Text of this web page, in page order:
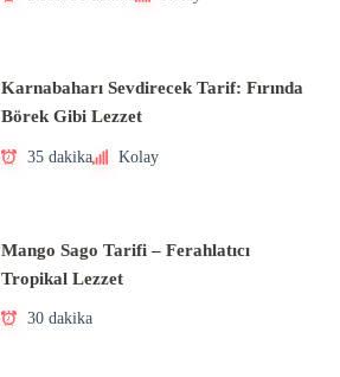
Karnabaharı Sevdirecek Tarif: Fırında
Börek Gibi Lezzet
35 dakika Kolay
Mango Sago Tarifi – Ferahlatıcı
Tropikal Lezzet
30 dakika